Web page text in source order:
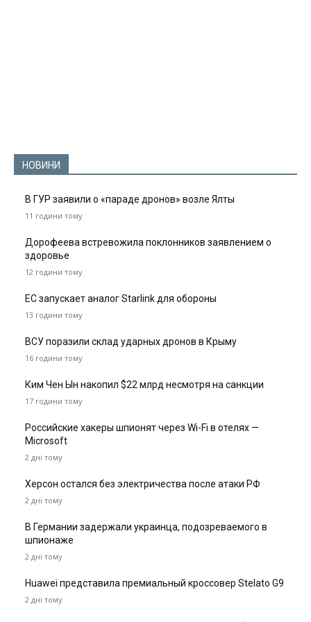
НОВИНИ
В ГУР заявили о «параде дронов» возле Ялты
11 години тому
Дорофеева встревожила поклонников заявлением о
здоровье
12 години тому
ЕС запускает аналог Starlink для обороны
13 години тому
ВСУ поразили склад ударных дронов в Крыму
16 години тому
Ким Чен Ын накопил $22 млрд несмотря на санкции
17 години тому
Российские хакеры шпионят через Wi-Fi в отелях —
Microsoft
2 дні тому
Херсон остался без электричества после атаки РФ
2 дні тому
В Германии задержали украинца, подозреваемого в
шпионаже
2 дні тому
Huawei представила премиальный кроссовер Stelato G9
2 дні тому